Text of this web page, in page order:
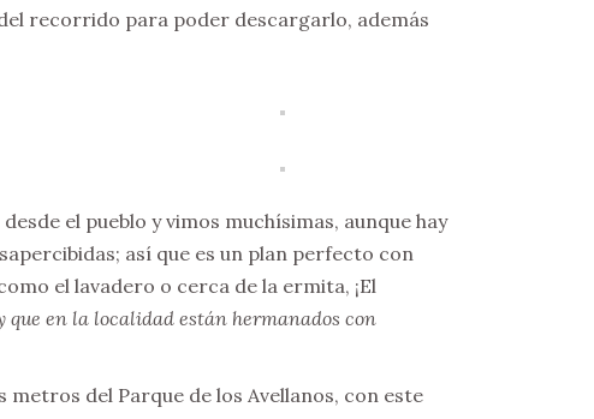
recorrido para poder descargarlo, además
el pueblo y vimos muchísimas, aunque hay
así que es un plan perfecto con
el lavadero o cerca de la ermita, ¡El
que en la localidad están hermanados con
del Parque de los Avellanos, con este